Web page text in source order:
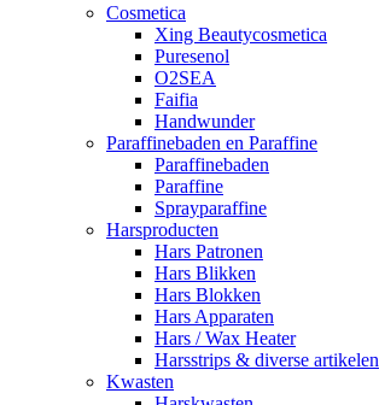
Cosmetica
Xing Beautycosmetica
Puresenol
O2SEA
Faifia
Handwunder
Paraffinebaden en Paraffine
Paraffinebaden
Paraffine
Sprayparaffine
Harsproducten
Hars Patronen
Hars Blikken
Hars Blokken
Hars Apparaten
Hars / Wax Heater
Harsstrips & diverse artikelen
Kwasten